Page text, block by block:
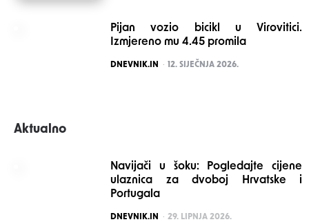
Pijan vozio bicikl u Virovitici.
Izmjereno mu 4.45 promila
POSTED
DNEVNIK.IN 12. SIJEČNJA 2026.
Aktualno
Navijači u šoku: Pogledajte cijene
ulaznica za dvoboj Hrvatske i
Portugala
POSTED
DNEVNIK.IN 29. LIPNJA 2026.